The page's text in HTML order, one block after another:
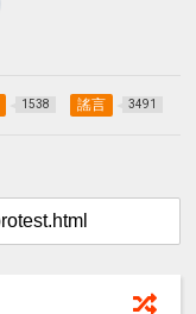
1538 謠言 3491